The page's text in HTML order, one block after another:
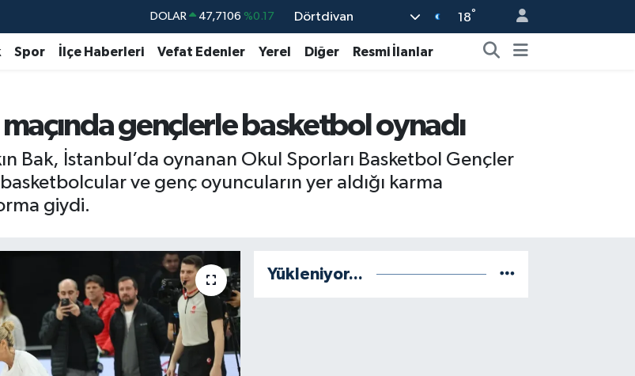
DOLAR 47,7106 %0.17
EURO 55,1652 %0.27
BİST100 13.773 %-19
BITCOIN 65.130,04 %1.2
Dörtdivan 18°
Spor İlçe Haberleri Vefat Edenler Yerel Diğer Resmi İlanlar
gençlerle basketbol oynadı
Bak, İstanbul’da oynanan Okul Sporları Basketbol Gençler
ve genç oyuncuların yer aldığı karma
giydi.
Yükleniyor...